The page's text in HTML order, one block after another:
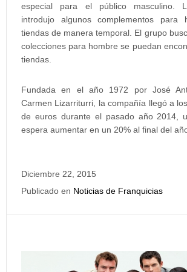
especial para el público masculino.
introdujo algunos complementos para
tiendas de manera temporal. El grupo
colecciones para hombre se puedan
tiendas.
Fundada en el año 1972 por José
Carmen Lizarriturri, la compañía llegó a
de euros durante el pasado año 2014,
espera aumentar en un 20% al final del
Diciembre 22, 2015
Publicado en Noticias de Franquicias